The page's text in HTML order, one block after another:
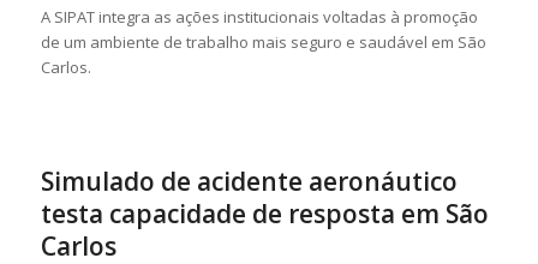
A SIPAT integra as ações institucionais voltadas à promoção
de um ambiente de trabalho mais seguro e saudável em São
Carlos.
Simulado de acidente aeronáutico
testa capacidade de resposta em São
Carlos